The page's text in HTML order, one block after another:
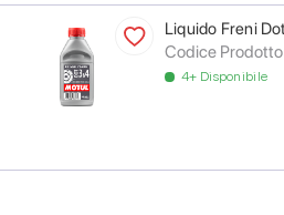
Liquido Freni
Codice Prodotto
4+ Disponibile